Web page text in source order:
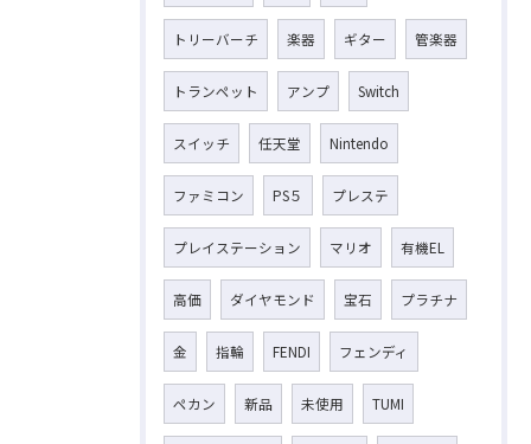
トリーバーチ 楽器 ギター 管楽器
トランペット アンプ Switch
スイッチ 任天堂 Nintendo
ファミコン PS５ プレステ
プレイステーション マリオ 有機EL
高価 ダイヤモンド 宝石 プラチナ
金 指輪 FENDI フェンディ
ペカン 新品 未使用 TUMI